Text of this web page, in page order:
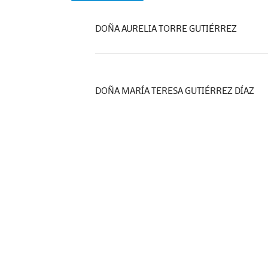
DOÑA AURELIA TORRE GUTIÉRREZ
DOÑA MARÍA TERESA GUTIÉRREZ DÍAZ